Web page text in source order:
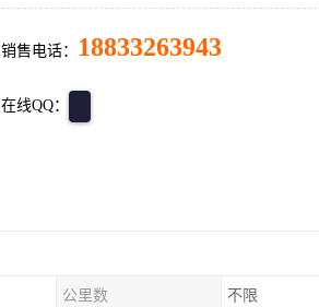
销售电话： 18833263943
在线QQ：
公里数 不限